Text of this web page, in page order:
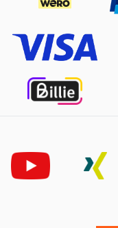
Alles Wichtige
C575
Der Telefon-
Farbdisplay noch
Farbdisplay einiges
besonders groß
den gut voneinander
setzt das Gigaset
Bedienung und